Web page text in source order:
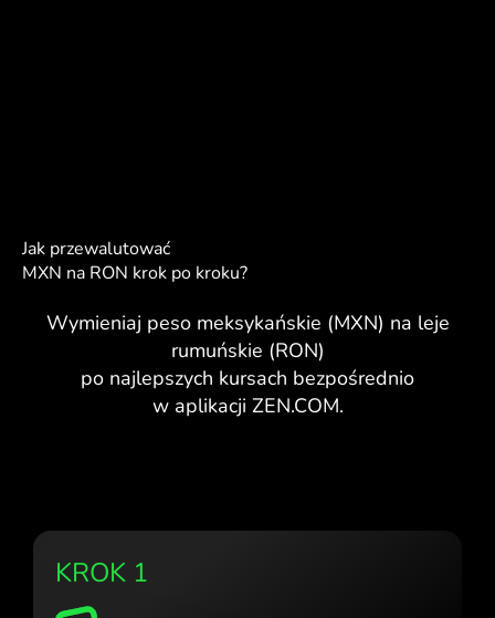
Jak przewalutować
MXN na RON krok po kroku?
Wymieniaj peso meksykańskie (MXN) na leje
rumuńskie (RON)
po najlepszych kursach bezpośrednio
w aplikacji ZEN.COM.
KROK 1